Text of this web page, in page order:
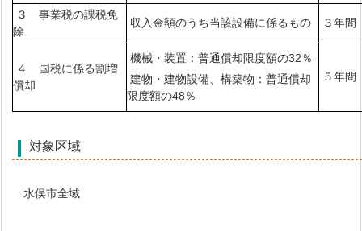
３ 事業税の課税免
除
収入金額のうち当該設備に係るもの ３年間
４ 国税に係る割増
償却
機械・装置：普通償却限度額の32％
建物・建物設備、構築物：普通償却
限度額の48％
５年間
対象区域
水俣市全域